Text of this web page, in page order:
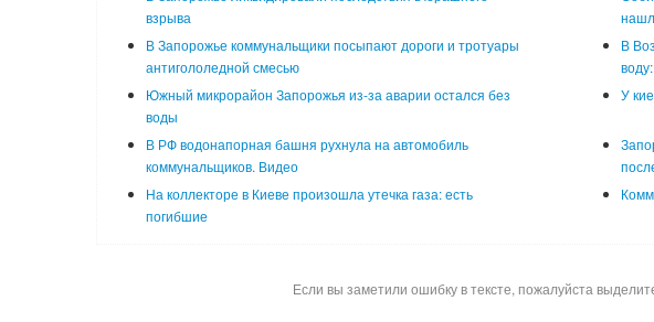
взрыва
В Запорожье коммунальщики посыпают дороги и тротуары
антигололедной смесью
В
Южный микрорайон Запорожья из-за аварии остался без
воды
У
В РФ водонапорная башня рухнула на автомобиль
коммунальщиков. Видео
На коллекторе в Киеве произошла утечка газа: есть
погибшие
Если вы заметили ошибку в тексте, пожалуйста